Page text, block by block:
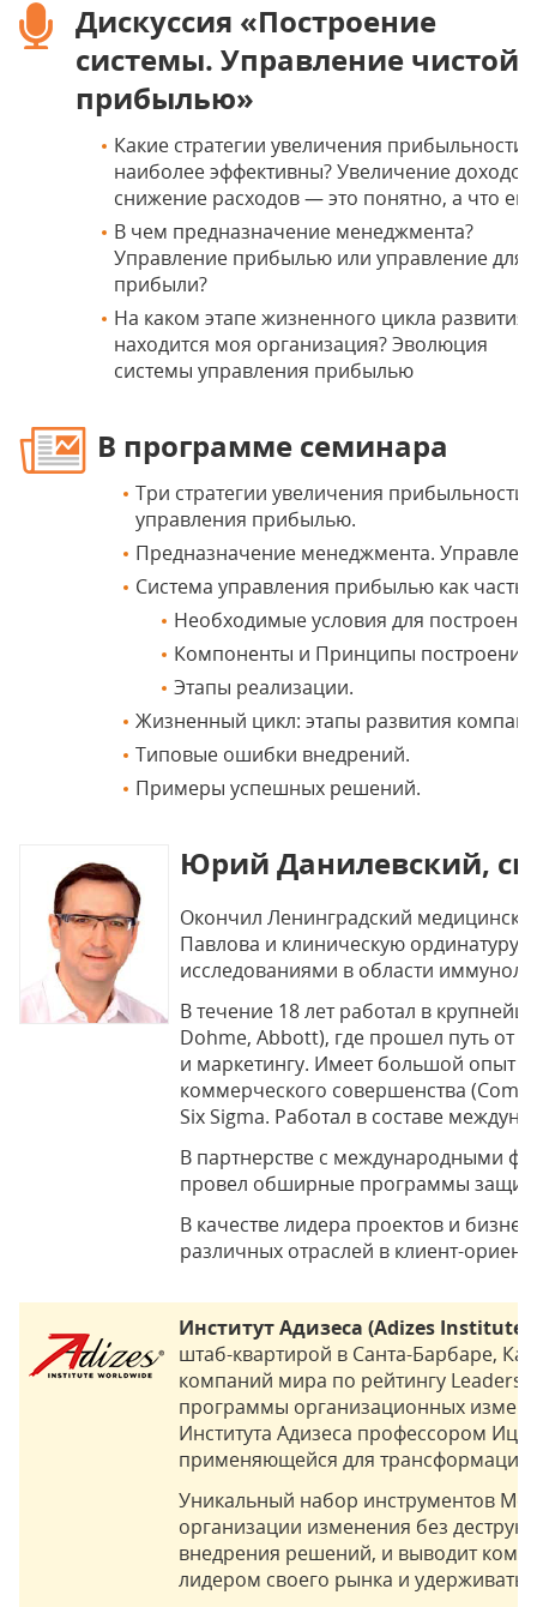
Дискуссия «Построение
системы. Управление чистой
прибылью»
Какие стратегии увеличения прибыльности
наиболее эффективны? Увеличение доходов,
снижение расходов — это понятно, а что
В чем предназначение менеджмента?
Управление прибылью или управление для
прибыли?
На каком этапе жизненного цикла развития
находится моя организация? Эволюция
системы управления прибылью
В программе семинара
Три стратегии увеличения
управления прибылью.
Предназначение менеджмента.
Система управления прибылью как
Необходимые условия для
Компоненты и Принципы построения.
Этапы реализации.
Жизненный цикл: этапы развития
Типовые ошибки внедрений.
Примеры успешных решений.
Юрий Данилевский,
Окончил Ленинградский
Павлова и клиническую ординатуру
исследованиями в области
В течение 18 лет работал в
Dohme, Abbott), где прошел путь от
и маркетингу. Имеет большой опыт
коммерческого совершенства
Six Sigma. Работал в составе
В партнерстве с международными
провел обширные программы
В качестве лидера проектов и
различных отраслей в клиент-
Институт Адизеса (Adizes Institute,
штаб-квартирой в Санта-Барбаре,
компаний мира по рейтингу
программы организационных
Института Адизеса профессором
применяющейся для трансформации
Уникальный набор инструментов
организации изменения без
внедрения решений, и выводит
лидером своего рынка и удерживать